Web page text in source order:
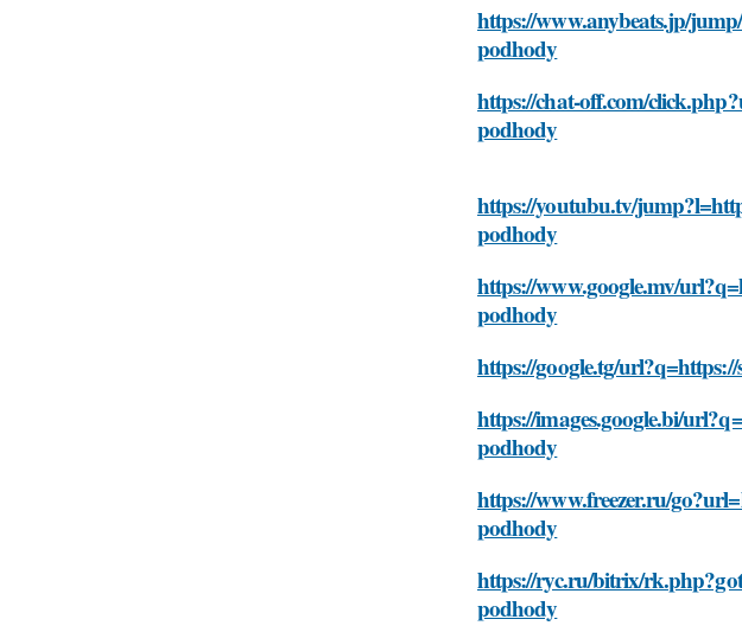
https://www.anybeats.jp/
podhody
https://chat-off.com/
podhody
https://youtubu.tv/
podhody
https://www.google.mv/
podhody
https://google.tg/
https://images.google.bi/
podhody
https://www.freezer.ru/
podhody
https://ryc.ru/bitrix/
podhody